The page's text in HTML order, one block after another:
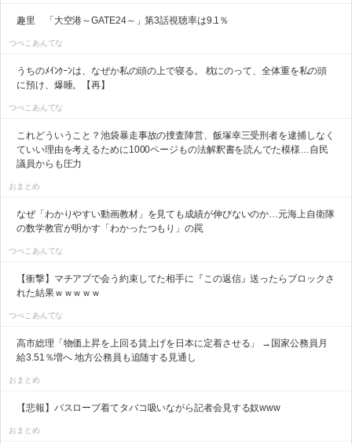
趣里 「大空港～GATE24～」第3話視聴率は9.1％
つべこあんてな
うちのﾒｲﾝｸｰﾝは、なぜか私の頭の上で寝る。 枕にのって、全体重を私の頭
に預け、爆睡。【再】
つべこあんてな
これどういうこと？池袋暴走事故の捜査陣営、飯塚幸三受刑者を逮捕しなく
ていい理由を考えるために1000ページもの法解釈書を読んでた模様…自民
議員からも圧力
おまとめ
なぜ「わかりやすい動画教材」を見ても成績が伸びないのか…元海上自衛隊
の数学教官が明かす「わかったつもり」の罠
つべこあんてな
【衝撃】マチアプで会う約束してた相手に『この返信』送ったらブロックさ
れた結果ｗｗｗｗｗ
つべこあんてな
高市総理「物価上昇を上回る賃上げを日本に定着させる」 →国家公務員月
給3.51％増へ 地方公務員も追随する見通し
おまとめ
【悲報】バスローブ着てタバコ吸いながら記者会見する奴www
おまとめ